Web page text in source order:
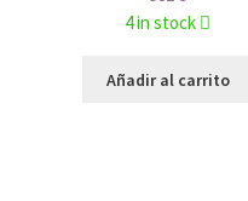
4 in stock
Añadir al carrito